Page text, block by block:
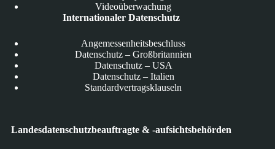
Videoüberwachung
Internationaler Datenschutz
Angemessenheitsbeschluss
Datenschutz – Großbritannien
Datenschutz – USA
Datenschutz – Italien
Standardvertragsklauseln
Landesdatenschutzbeauftragte & -aufsichtsbehörden